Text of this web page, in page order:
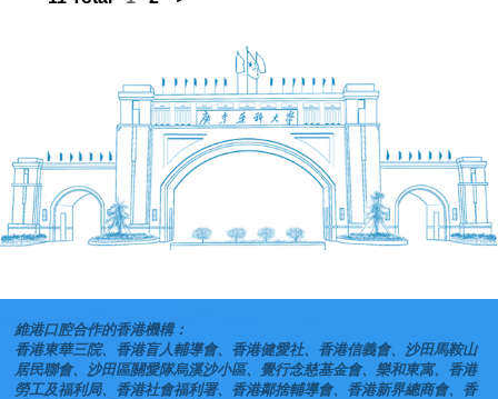
維港口腔合作的香港機構：
香港東華三院、香港盲人輔導會、香港健愛社、香港信義會、沙田馬鞍山
居民聯會、沙田區關愛隊烏溪沙小區、覺行念慈基金會、樂和東寓、香港
勞工及福利局、香港社會福利署、香港鄰捨輔導會、香港新界總商會、香